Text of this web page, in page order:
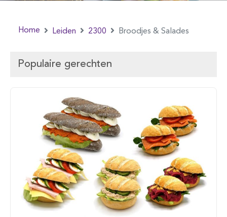
Home Leiden 2300 Broodjes & Salades
Populaire gerechten